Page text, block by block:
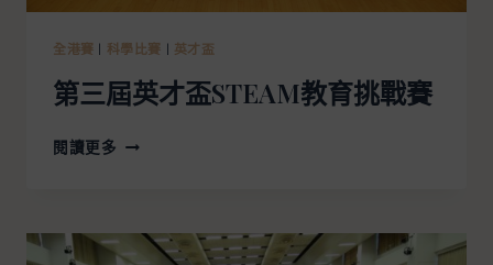
全港賽 科學比賽 英才盃
第三屆英才盃STEAM教育挑戰賽
閱讀更多